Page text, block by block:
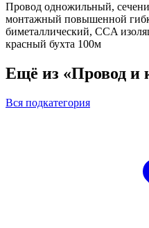
Провод одножильный,
монтажный повышенной
биметаллический, CCA
красный бухта 100м
Ещё из «Провод и
Вся подкатегория